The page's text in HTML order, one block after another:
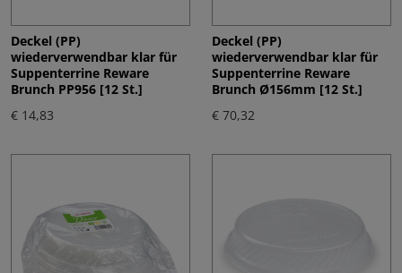
Deckel (PP)
wiederverwendbar klar für
Suppenterrine Reware
Brunch PP956 [12 St.]
€ 14,83
Deckel (PP)
wiederverwendbar klar für
Suppenterrine Reware
Brunch Ø156mm [12 St.]
€ 70,32